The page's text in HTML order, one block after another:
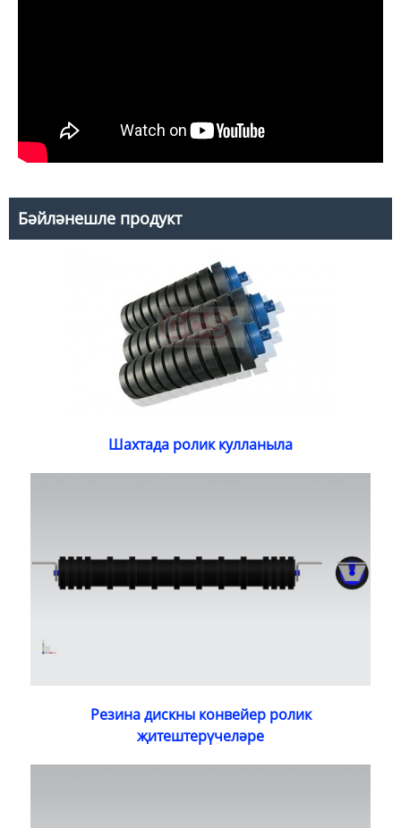
Бәйләнешле продукт
Шахтада ролик кулланыла
Резина дискны конвейер ролик
җитештерүчеләре